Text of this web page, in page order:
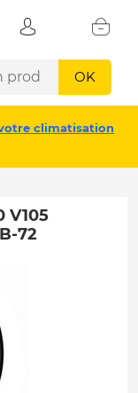
OK
climatisation
V105
72